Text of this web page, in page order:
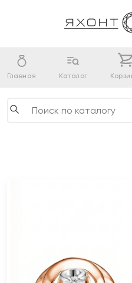
Главная Каталог